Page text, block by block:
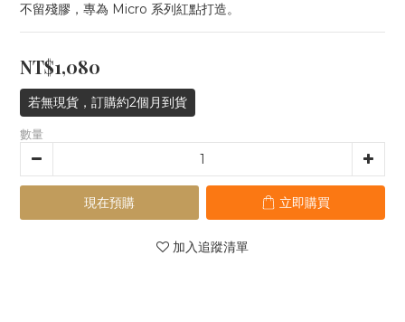
不留殘膠，專為 Micro 系列紅點打造。
NT$1,080
若無現貨，訂購約2個月到貨
數量
現在預購 立即購買
加入追蹤清單